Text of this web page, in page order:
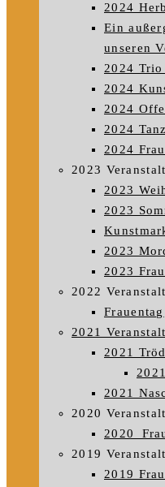
2024
Ein
unseren
2024 Trio
2024
2024
2024
2024
2023
2023
2023
2023
2023
2022
Frauentag
2021
2021
2021
2020
2019
2019